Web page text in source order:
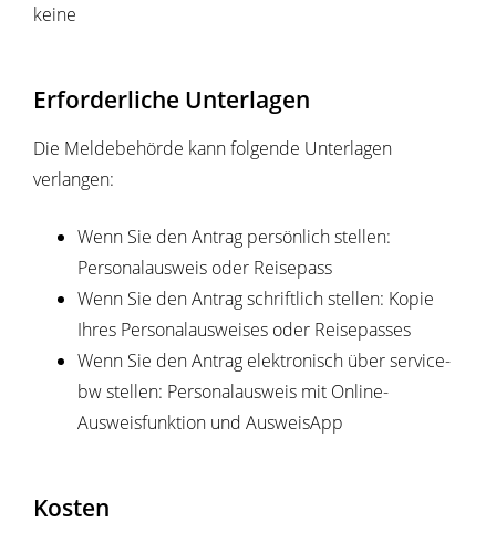
keine
Erforderliche Unterlagen
Die Meldebehörde kann folgende Unterlagen
verlangen:
Wenn Sie den Antrag persönlich stellen:
Personalausweis oder Reisepass
Wenn Sie den Antrag schriftlich stellen: Kopie
Ihres Personalausweises oder Reisepasses
Wenn Sie den Antrag elektronisch über service-
bw stellen: Personalausweis mit Online-
Ausweisfunktion und AusweisApp
Kosten